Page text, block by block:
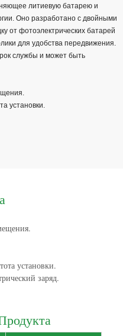
литиевую батарею и
Оно разработано с двойными
от фотоэлектрических батарей
для удобства передвижения.
службы и может быть
установки.
установки.
заряд.